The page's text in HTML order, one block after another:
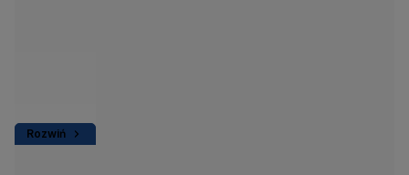
Rozwiń